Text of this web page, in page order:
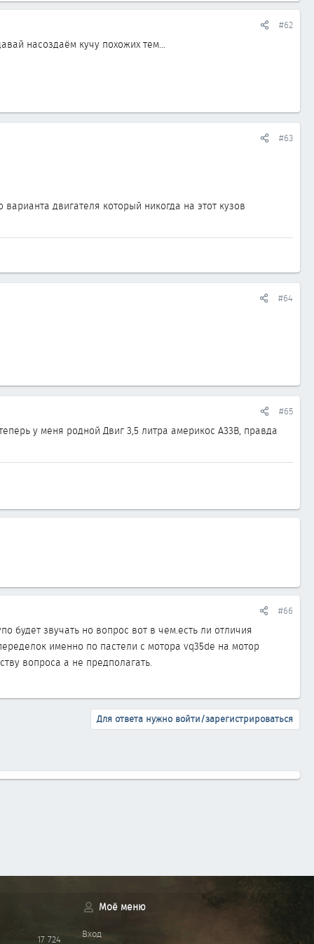
#62
насоздаём кучу похожих тем...
#63
двигателя который никогда на этот кузов
#64
#65
у меня родной Двиг 3,5 литра америкос А33В, правда
#66
будет звучать но вопрос вот в чем.есть ли отличия
именно по пастели с мотора vq35de на мотор
вопроса а не предполагать.
Для ответа нужно войти/зарегистрироваться
17 724
Моё меню
Вход